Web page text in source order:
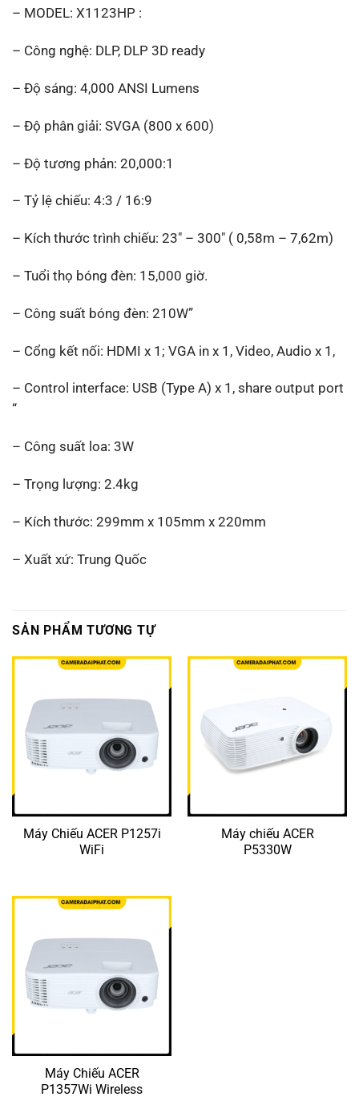
– MODEL: X1123HP :
– Công nghệ: DLP, DLP 3D ready
– Độ sáng: 4,000 ANSI Lumens
– Độ phân giải: SVGA (800 x 600)
– Độ tương phản: 20,000:1
– Tỷ lệ chiếu: 4:3 / 16:9
– Kích thước trình chiếu: 23″ – 300″ ( 0,58m – 7,62m)
– Tuổi thọ bóng đèn: 15,000 giờ.
– Công suất bóng đèn: 210W”
– Cổng kết nối: HDMI x 1; VGA in x 1, Video, Audio x 1,
– Control interface: USB (Type A) x 1, share output port
“
– Công suất loa: 3W
– Trọng lượng: 2.4kg
– Kích thước: 299mm x 105mm x 220mm
– Xuất xứ: Trung Quốc
SẢN PHẨM TƯƠNG TỰ
Máy Chiếu ACER P1257i
WiFi
Máy chiếu ACER
P5330W
Máy Chiếu ACER
P1357Wi Wireless